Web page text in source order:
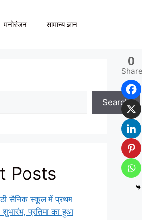
मनोरंजन सामान्य ज्ञान
0
Search
Posts
सैनिक स्कूल में प्रथम
प्रतिमा का हुआ